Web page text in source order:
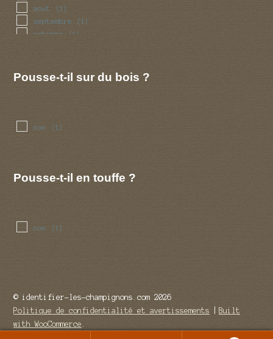
aout (1)
septembre (1)
octobre (1)
Pousse-t-il sur du bois ?
non (1)
Pousse-t-il en touffe ?
non (1)
© identifier-les-champignons.com 2026
Politique de confidentialité et avertissements
Built
with WooCommerce